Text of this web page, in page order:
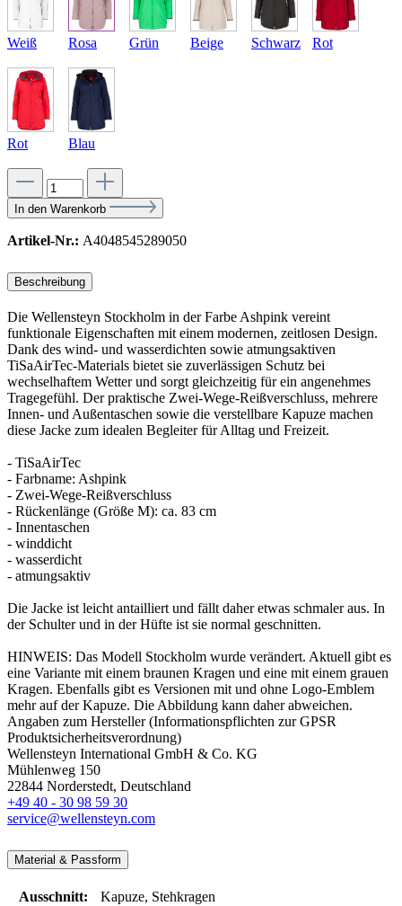
Weiß Rosa Grün Beige Schwarz Rot
Rot Blau
In den Warenkorb
Artikel-Nr.: A4048545289050
Beschreibung
Die Wellensteyn Stockholm in der Farbe Ashpink vereint
funktionale Eigenschaften mit einem modernen, zeitlosen Design.
Dank des wind- und wasserdichten sowie atmungsaktiven
TiSaAirTec-Materials bietet sie zuverlässigen Schutz bei
wechselhaftem Wetter und sorgt gleichzeitig für ein angenehmes
Tragegefühl. Der praktische Zwei-Wege-Reißverschluss, mehrere
Innen- und Außentaschen sowie die verstellbare Kapuze machen
diese Jacke zum idealen Begleiter für Alltag und Freizeit.
- TiSaAirTec
- Farbname: Ashpink
- Zwei-Wege-Reißverschluss
- Rückenlänge (Größe M): ca. 83 cm
- Innentaschen
- winddicht
- wasserdicht
- atmungsaktiv
Die Jacke ist leicht antailliert und fällt daher etwas schmaler aus. In
der Schulter und in der Hüfte ist sie normal geschnitten.
HINWEIS: Das Modell Stockholm wurde verändert. Aktuell gibt es
eine Variante mit einem braunen Kragen und eine mit einem grauen
Kragen. Ebenfalls gibt es Versionen mit und ohne Logo-Emblem
mehr auf der Kapuze. Die Abbildung kann daher abweichen.
Angaben zum Hersteller (Informationspflichten zur GPSR
Produktsicherheitsverordnung)
Wellensteyn International GmbH & Co. KG
Mühlenweg 150
22844 Norderstedt, Deutschland
+49 40 - 30 98 59 30
service@wellensteyn.com
Material & Passform
Ausschnitt: Kapuze, Stehkragen